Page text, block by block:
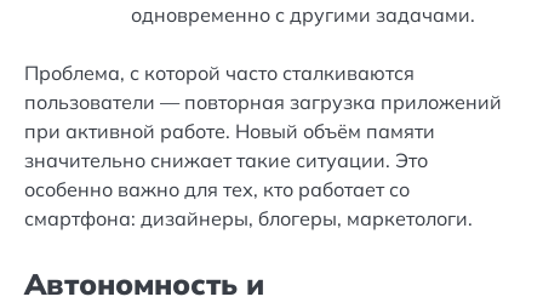
одновременно с другими задачами.
Проблема, с которой часто сталкиваются
пользователи — повторная загрузка приложений
при активной работе. Новый объём памяти
значительно снижает такие ситуации. Это
особенно важно для тех, кто работает со
смартфона: дизайнеры, блогеры, маркетологи.
Автономность и